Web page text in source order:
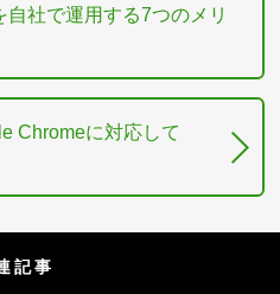
自社で運用する7つのメリ
Chromeに対応して
記事